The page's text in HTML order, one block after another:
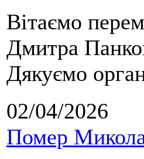
Вітаємо
Дмитра
Дякуємо
02/04/2026
Помер